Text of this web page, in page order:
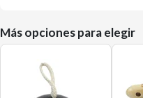
Más opciones para elegir